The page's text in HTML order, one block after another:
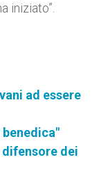
iniziato”.
ad essere
dei